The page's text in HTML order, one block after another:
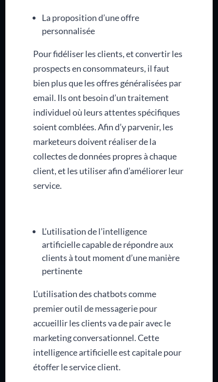
La proposition d’une offre
personnalisée
Pour fidéliser les clients, et convertir les
prospects en consommateurs, il faut
bien plus que les offres généralisées par
email. Ils ont besoin d’un traitement
individuel où leurs attentes spécifiques
soient comblées. Afin d’y parvenir, les
marketeurs doivent réaliser de la
collectes de données propres à chaque
client, et les utiliser afin d’améliorer leur
service.
L’utilisation de l’intelligence
artificielle capable de répondre aux
clients à tout moment d’une manière
pertinente
L’utilisation des chatbots comme
premier outil de messagerie pour
accueillir les clients va de pair avec le
marketing conversationnel. Cette
intelligence artificielle est capitale pour
étoffer le service client.